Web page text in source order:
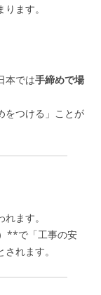
ます。
本では手締めで場
をつける」ことが
ます。
**で「工事の安
れます。